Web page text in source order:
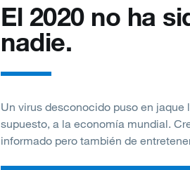
El 2020 no ha
nadie.
Un virus desconocido puso en
supuesto, a la economía mundial.
informado pero también de